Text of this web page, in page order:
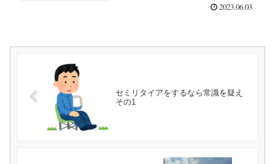
2023.06.03
セミリタイアをするなら常識を疑え
その1